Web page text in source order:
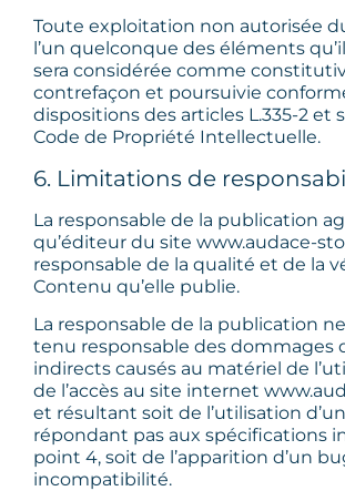
Toute exploitation non autorisée
l’un quelconque des éléments
sera considérée comme
contrefaçon et poursuivie
dispositions des articles L.335-2 et
Code de Propriété Intellectuelle.
6. Limitations de
La responsable de la publication
qu’éditeur du site www.audace-
responsable de la qualité et de la
Contenu qu’elle publie.
La responsable de la publication
tenu responsable des dommages
indirects causés au matériel de
de l’accès au site internet
et résultant soit de l’utilisation
répondant pas aux spécifications
point 4, soit de l’apparition d’un
incompatibilité.